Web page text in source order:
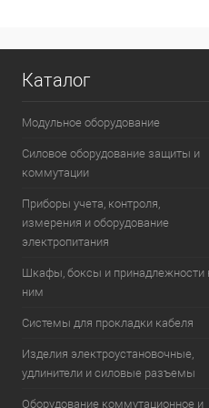
Каталог
Модульное оборудование
Силовое оборудование защиты и
коммутации
Приборы учета, контроля,
измерения и оборудование
электропитания
Шкафы, боксы и принадлежности
ним
Системы для прокладки кабеля
Изделия электроустановочные,
удлинители и силовые разъемы
Оборудование коммутационное и